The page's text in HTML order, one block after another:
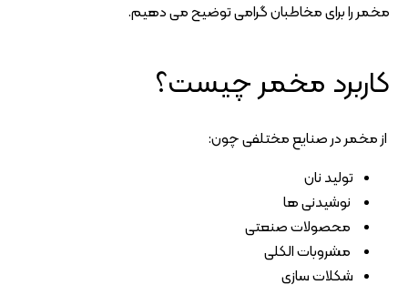
مخمر را برای مخاطبان گرامی توضیح می دهیم.
کاربرد مخمر چیست؟
از مخمر در صنایع مختلفی چون:
تولید نان
نوشیدنی ها
محصولات صنعتی
مشروبات الکلی
شکلات سازی